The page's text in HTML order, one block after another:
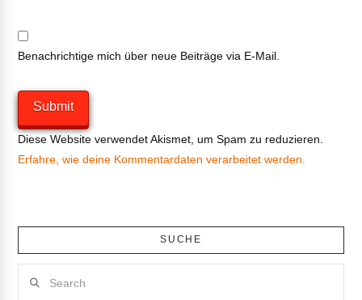
Benachrichtige mich über neue Beiträge via E-Mail.
Diese Website verwendet Akismet, um Spam zu reduzieren.
Erfahre, wie deine Kommentardaten verarbeitet werden.
SUCHE